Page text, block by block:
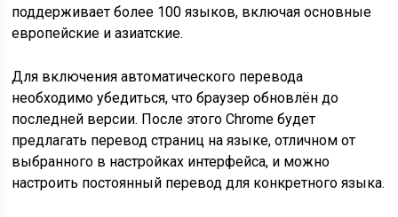
поддерживает более 100 языков, включая основные
европейские и азиатские.
Для включения автоматического перевода
необходимо убедиться, что браузер обновлён до
последней версии. После этого Chrome будет
предлагать перевод страниц на языке, отличном от
выбранного в настройках интерфейса, и можно
настроить постоянный перевод для конкретного языка.